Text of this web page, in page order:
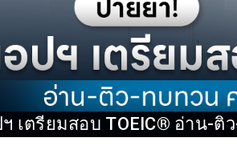
เตรียมสอบ TOEIC® อ่าน-